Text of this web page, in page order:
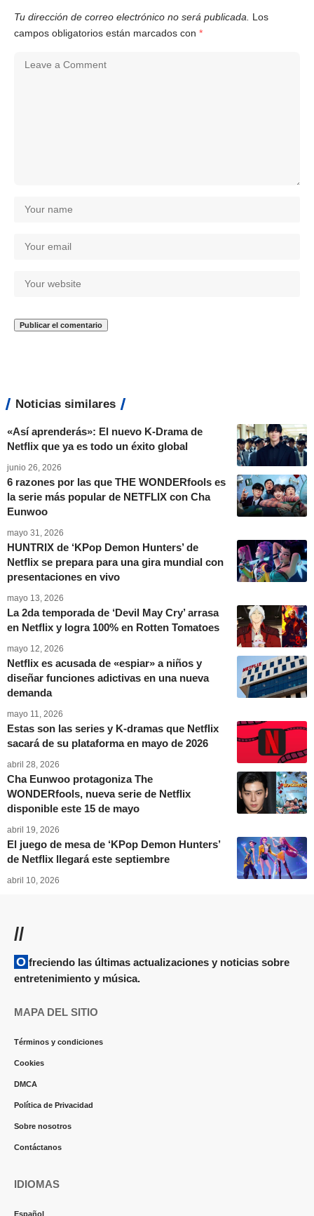
Tu dirección de correo electrónico no será publicada.
Los
campos obligatorios están marcados con *
Noticias similares
«Así aprenderás»: El nuevo K-Drama de
Netflix que ya es todo un éxito global
junio 26, 2026
6 razones por las que THE WONDERfools es
la serie más popular de NETFLIX con Cha
Eunwoo
mayo 31, 2026
HUNTRIX de ‘KPop Demon Hunters’ de
Netflix se prepara para una gira mundial con
presentaciones en vivo
mayo 13, 2026
La 2da temporada de ‘Devil May Cry’ arrasa
en Netflix y logra 100% en Rotten Tomatoes
mayo 12, 2026
Netflix es acusada de «espiar» a niños y
diseñar funciones adictivas en una nueva
demanda
mayo 11, 2026
Estas son las series y K-dramas que Netflix
sacará de su plataforma en mayo de 2026
abril 28, 2026
Cha Eunwoo protagoniza The
WONDERfools, nueva serie de Netflix
disponible este 15 de mayo
abril 19, 2026
El juego de mesa de ‘KPop Demon Hunters’
de Netflix llegará este septiembre
abril 10, 2026
//
Ofreciendo las últimas actualizaciones y noticias sobre
entretenimiento y música.
MAPA DEL SITIO
Términos y condiciones
Cookies
DMCA
Política de Privacidad
Sobre nosotros
Contáctanos
IDIOMAS
Español